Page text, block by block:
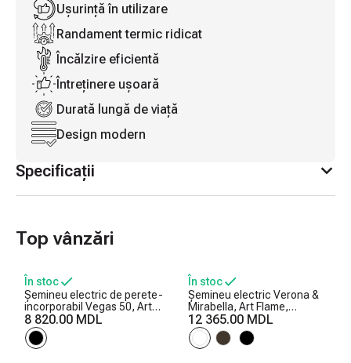
Ușurință în utilizare
Randament termic ridicat
Încălzire eficientă
Întreținere ușoară
Durată lungă de viață
Design modern
Specificații
Top vânzări
În stoc
Șemineu electric de perete-
incorporabil Vegas 50, Art
Flame, 457x1270x126 mm,
1500W, 10 culori ale
flăcărilor, Termostat,
8 820.00 MDL
În stoc
Șemineu electric Verona &
Mirabella, Art Flame,
1125x1200x310 mm,
1950W, Efect trosnet de
lemne, 5 niveluri ale
12 365.00 MDL